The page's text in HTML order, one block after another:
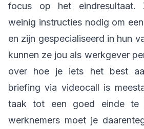
focus op het eindresultaat.
weinig instructies nodig om
en zijn gespecialiseerd in hun
kunnen ze jou als werkgever
over hoe je iets het best
briefing via videocall is
taak tot een goed einde te
werknemers moet je